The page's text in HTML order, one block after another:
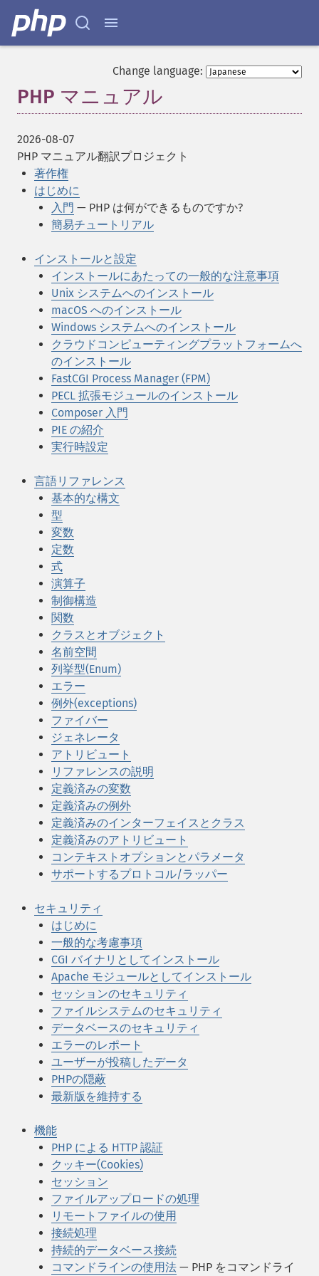
Change language:
PHP マニュアル
2026-08-07
PHP マニュアル翻訳プロジェクト
著作権
はじめに
入門 — PHP は何ができるものですか?
簡易チュートリアル
インストールと設定
インストールにあたっての一般的な注意事項
Unix システムへのインストール
macOS へのインストール
Windows システムへのインストール
クラウドコンピューティングプラットフォームへ
のインストール
FastCGI Process Manager (FPM)
PECL 拡張モジュールのインストール
Composer 入門
PIE の紹介
実行時設定
言語リファレンス
基本的な構文
型
変数
定数
式
演算子
制御構造
関数
クラスとオブジェクト
名前空間
列挙型(Enum)
エラー
例外(exceptions)
ファイバー
ジェネレータ
アトリビュート
リファレンスの説明
定義済みの変数
定義済みの例外
定義済みのインターフェイスとクラス
定義済みのアトリビュート
コンテキストオプションとパラメータ
サポートするプロトコル/ラッパー
セキュリティ
はじめに
一般的な考慮事項
CGI バイナリとしてインストール
Apache モジュールとしてインストール
セッションのセキュリティ
ファイルシステムのセキュリティ
データベースのセキュリティ
エラーのレポート
ユーザーが投稿したデータ
PHPの隠蔽
最新版を維持する
機能
PHP による HTTP 認証
クッキー(Cookies)
セッション
ファイルアップロードの処理
リモートファイルの使用
接続処理
持続的データベース接続
コマンドラインの使用法 — PHP をコマンドライ